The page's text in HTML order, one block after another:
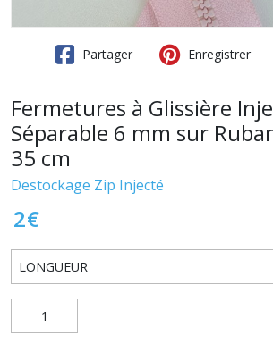
Partager Enregistrer
Fermetures à Glissière
Séparable 6 mm sur
35 cm
Destockage Zip Injecté
2€